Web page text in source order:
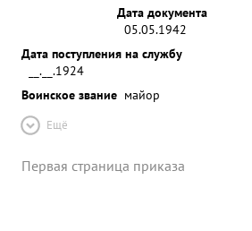
Дата документа
05.05.1942
Дата поступления на службу
__.__.1924
Воинское звание майор
Ещё
Первая страница приказа